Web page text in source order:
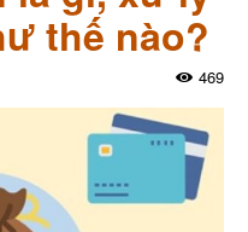
thế nào?
469